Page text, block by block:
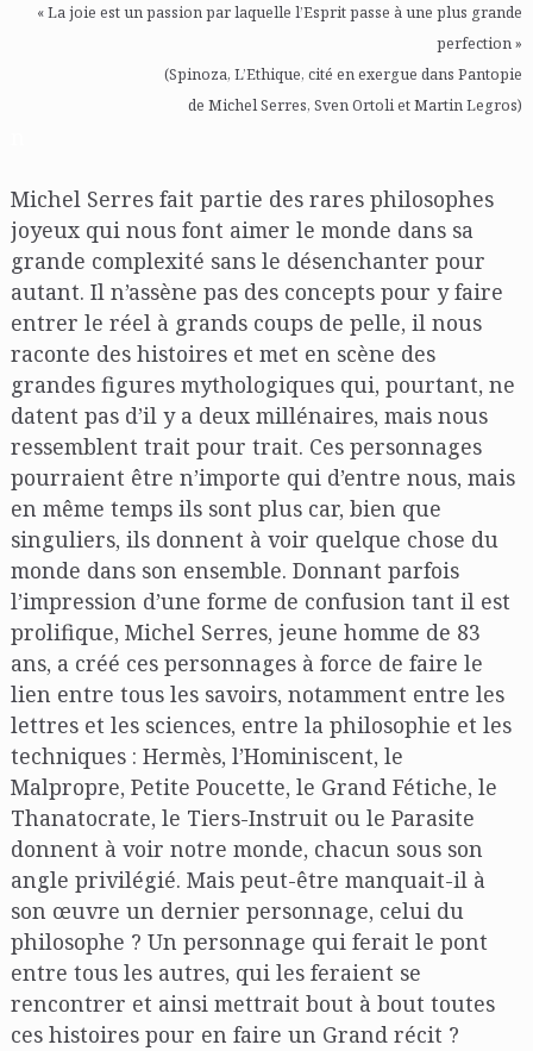
« La joie est un passion par laquelle l’Esprit passe à une plus grande
perfection »
(Spinoza, L’Ethique, cité en exergue dans Pantopie
de Michel Serres, Sven Ortoli et Martin Legros)
Michel Serres fait partie des rares philosophes
joyeux qui nous font aimer le monde dans sa
grande complexité sans le désenchanter pour
autant. Il n’assène pas des concepts pour y faire
entrer le réel à grands coups de pelle, il nous
raconte des histoires et met en scène des
grandes figures mythologiques qui, pourtant, ne
datent pas d’il y a deux millénaires, mais nous
ressemblent trait pour trait. Ces personnages
pourraient être n’importe qui d’entre nous, mais
en même temps ils sont plus car, bien que
singuliers, ils donnent à voir quelque chose du
monde dans son ensemble. Donnant parfois
l’impression d’une forme de confusion tant il est
prolifique, Michel Serres, jeune homme de 83
ans, a créé ces personnages à force de faire le
lien entre tous les savoirs, notamment entre les
lettres et les sciences, entre la philosophie et les
techniques : Hermès, l’Hominiscent, le
Malpropre, Petite Poucette, le Grand Fétiche, le
Thanatocrate, le Tiers-Instruit ou le Parasite
donnent à voir notre monde, chacun sous son
angle privilégié. Mais peut-être manquait-il à
son œuvre un dernier personnage, celui du
philosophe ? Un personnage qui ferait le pont
entre tous les autres, qui les feraient se
rencontrer et ainsi mettrait bout à bout toutes
ces histoires pour en faire un Grand récit ?